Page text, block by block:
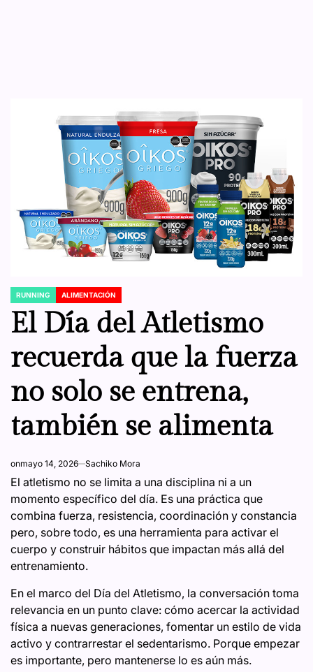
POSTED
IN
RUNNING ALIMENTACIÓN
El Día del Atletismo
recuerda que la fuerza
no solo se entrena,
también se alimenta
onmayo 14, 2026 Sachiko Mora
El atletismo no se limita a una disciplina ni a un
momento específico del día. Es una práctica que
combina fuerza, resistencia, coordinación y constancia
pero, sobre todo, es una herramienta para activar el
cuerpo y construir hábitos que impactan más allá del
entrenamiento.
En el marco del Día del Atletismo, la conversación toma
relevancia en un punto clave: cómo acercar la actividad
física a nuevas generaciones, fomentar un estilo de vida
activo y contrarrestar el sedentarismo. Porque empezar
es importante, pero mantenerse lo es aún más.